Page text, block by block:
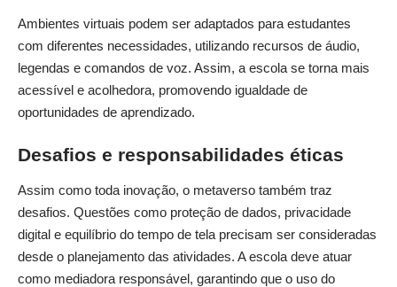
Ambientes virtuais podem ser adaptados para estudantes
com diferentes necessidades, utilizando recursos de áudio,
legendas e comandos de voz. Assim, a escola se torna mais
acessível e acolhedora, promovendo igualdade de
oportunidades de aprendizado.
Desafios e responsabilidades éticas
Assim como toda inovação, o metaverso também traz
desafios. Questões como proteção de dados, privacidade
digital e equilíbrio do tempo de tela precisam ser consideradas
desde o planejamento das atividades. A escola deve atuar
como mediadora responsável, garantindo que o uso do